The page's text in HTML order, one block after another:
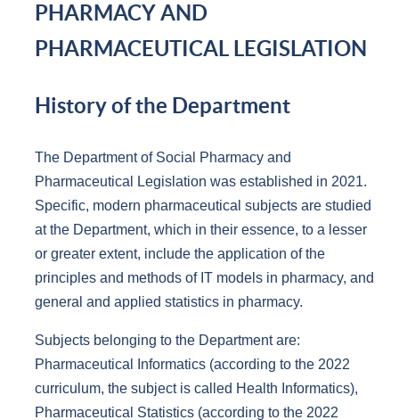
PHARMACY AND
PHARMACEUTICAL LEGISLATION
History of the Department
The Department of Social Pharmacy and
Pharmaceutical Legislation was established in 2021.
Specific, modern pharmaceutical subjects are studied
at the Department, which in their essence, to a lesser
or greater extent, include the application of the
principles and methods of IT models in pharmacy, and
general and applied statistics in pharmacy.
Subjects belonging to the Department are:
Pharmaceutical Informatics (according to the 2022
curriculum, the subject is called Health Informatics),
Pharmaceutical Statistics (according to the 2022